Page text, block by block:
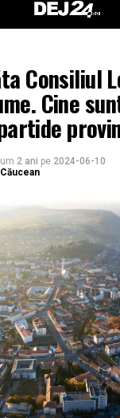
Consiliul
Cine
2 ani pe 2024-06-10